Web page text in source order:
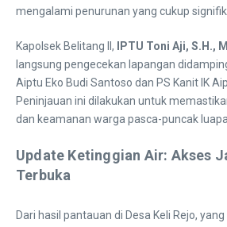
mengalami penurunan yang cukup
​Kapolsek Belitang II, IPTU Toni Aji, S.H.,
langsung pengecekan lapangan
Aiptu Eko Budi Santoso dan PS Kanit IK
Peninjauan ini dilakukan untuk
dan keamanan warga pasca-puncak
Update Ketinggian Air: Akses
Terbuka
​Dari hasil pantauan di Desa Keli Rejo,